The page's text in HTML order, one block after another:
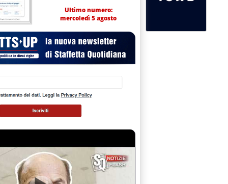
Ultimo numero:
mercoledì 5 agosto